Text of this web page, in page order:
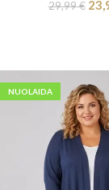
29,99€
NUOLAIDA